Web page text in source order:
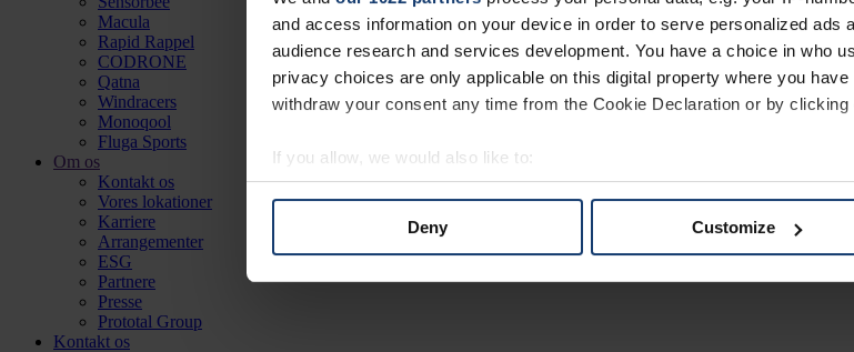
and access information on your device in order to serve personalized ads
audience research and services development. You have a choice in who
privacy choices are only applicable on this digital property where you
withdraw your consent any time from the Cookie Declaration or by
If you allow, we would also like to:
Collect information about your geographical location which can be
Deny Customize
Macula
Rapid Rappel
CODRONE
Qatna
Windracers
Monoqool
Fluga Sports
Om os
Kontakt os
Vores lokationer
Karriere
Arrangementer
ESG
Partnere
Presse
Prototal Group
Kontakt os